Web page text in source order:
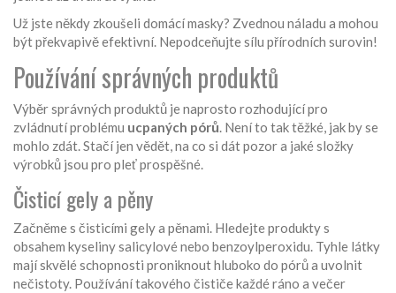
Už jste někdy zkoušeli domácí masky? Zvednou náladu a mohou
být překvapivě efektivní. Nepodceňujte sílu přírodních surovin!
Používání správných produktů
Výběr správných produktů je naprosto rozhodující pro
zvládnutí problému ucpaných pórů. Není to tak těžké, jak by se
mohlo zdát. Stačí jen vědět, na co si dát pozor a jaké složky
výrobků jsou pro pleť prospěšné.
Čisticí gely a pěny
Začněme s čisticími gely a pěnami. Hledejte produkty s
obsahem kyseliny salicylové nebo benzoylperoxidu. Tyhle látky
mají skvělé schopnosti proniknout hluboko do pórů a uvolnit
nečistoty. Používání takového čističe každé ráno a večer